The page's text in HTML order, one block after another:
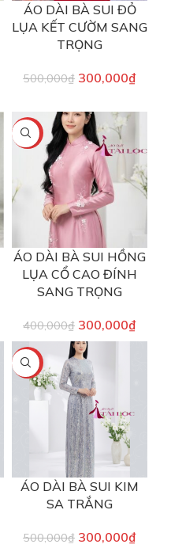
ÁO DÀI BÀ SUI ĐỎ
LỤA KẾT CƯỜM SANG
TRỌNG
500,000₫ 300,000₫
-25%
ÁO DÀI BÀ SUI HỒNG
LỤA CỔ CAO ĐÍNH
SANG TRỌNG
400,000₫ 300,000₫
-40%
ÁO DÀI BÀ SUI KIM
SA TRẮNG
500,000₫ 300,000₫